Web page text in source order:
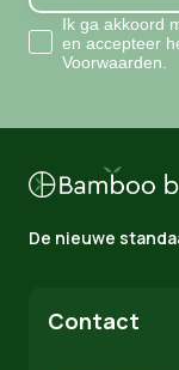
Accepts marketing
Ik ga akkoord
en accepteer
Voorwaarden.
De nieuwe
Contact